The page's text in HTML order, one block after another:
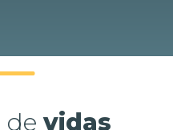
devidas